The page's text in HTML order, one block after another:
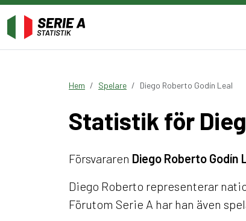
Hem Spelare Diego Roberto Godín Leal
Statistik för
Försvararen Diego Roberto Godín
Diego Roberto representerar
Förutom Serie A har han även